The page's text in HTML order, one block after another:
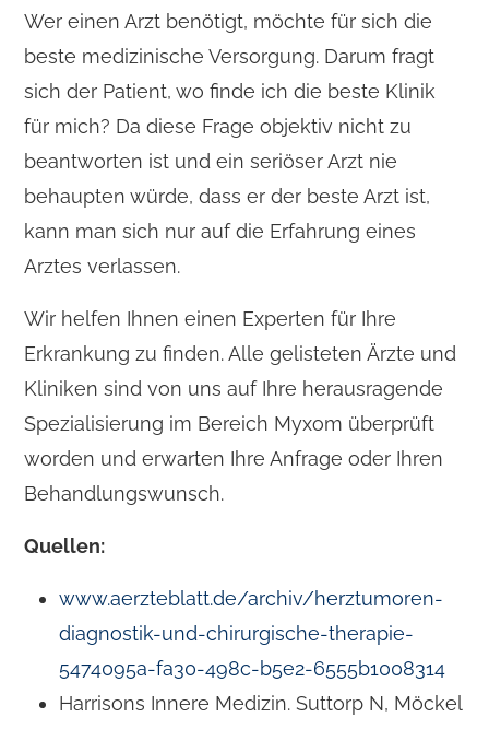
Wer einen Arzt benötigt, möchte für sich die
beste medizinische Versorgung. Darum fragt
sich der Patient, wo finde ich die beste Klinik
für mich? Da diese Frage objektiv nicht zu
beantworten ist und ein seriöser Arzt nie
behaupten würde, dass er der beste Arzt ist,
kann man sich nur auf die Erfahrung eines
Arztes verlassen.
Wir helfen Ihnen einen Experten für Ihre
Erkrankung zu finden. Alle gelisteten Ärzte und
Kliniken sind von uns auf Ihre herausragende
Spezialisierung im Bereich Myxom überprüft
worden und erwarten Ihre Anfrage oder Ihren
Behandlungswunsch.
Quellen:
www.aerzteblatt.de/archiv/herztumoren-
diagnostik-und-chirurgische-therapie-
5474095a-fa30-498c-b5e2-6555b1008314
Harrisons Innere Medizin. Suttorp N, Möckel